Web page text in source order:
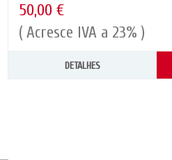
50,00 €
( Acresce IVA a 23% )
DETALHES